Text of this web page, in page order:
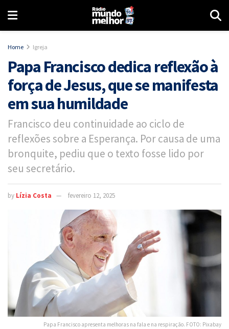
Home Igreja
Papa Francisco dedica reflexão à
força de Jesus, que se manifesta
em sua humildade
Francisco deu continuidade ao ciclo de
reflexões sobre a Esperança. Por causa de uma
bronquite, pediu que o texto fosse lido por
seu secretário.
by Lízia Costa fevereiro 12, 2025
Papa Francisco apresenta melhoras na fala e na respiração. FOTO: Pixabay